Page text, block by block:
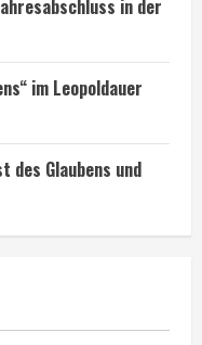
in der
im Leopoldauer
des Glaubens und